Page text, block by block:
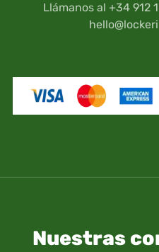
Llámanos al +34 912
Nuestras